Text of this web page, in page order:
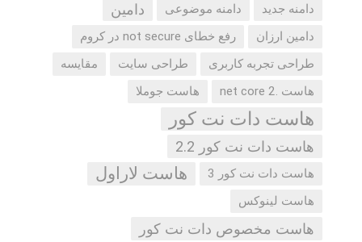
دامنه جدید
دامنه موضوعی دامین
دامین ارزان
رفع خطای not secure در کروم
طراحی تجربه کاربری
طراحی سایت
مقایسه
هاست .net core 2
هاست جوملا
هاست دات نت کور
هاست دات نت کور 2.2
هاست دات نت کور 3 هاست لاراول
هاست لینوکس
هاست مخصوص دات نت کور